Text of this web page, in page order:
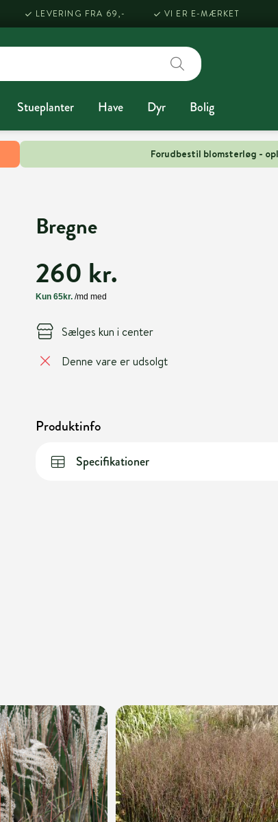
Forudbestil blomsterløg -
LEVERING FRA 69,- VI ER E-MÆRKET
Stueplanter Have Dyr Bolig
Bregne
260 kr.
Sælges kun i center
Denne vare er udsolgt
Produktinfo
Specifikationer